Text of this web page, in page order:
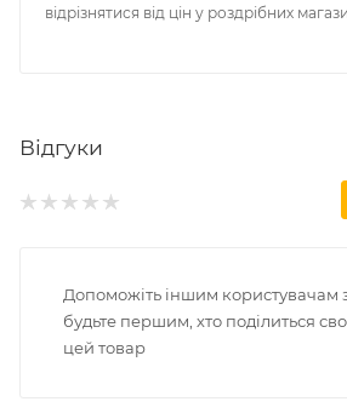
відрізнятися від цін у роздрібних
Відгуки
Допоможіть іншим користувачам
будьте першим, хто поділиться
цей товар